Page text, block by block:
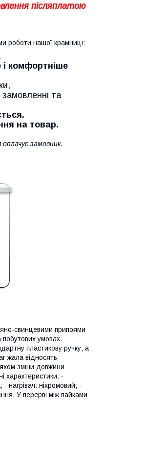
післяплатою
роботи нашої крамниці:
комфортніше
та
на товар.
замовник.
свинцевими припоями
побутових умовах.
пластикову ручку, а
жала відносять
зміни довжини
характеристики: -
нагрівач: ніхромовий; -
У перерві між пайками